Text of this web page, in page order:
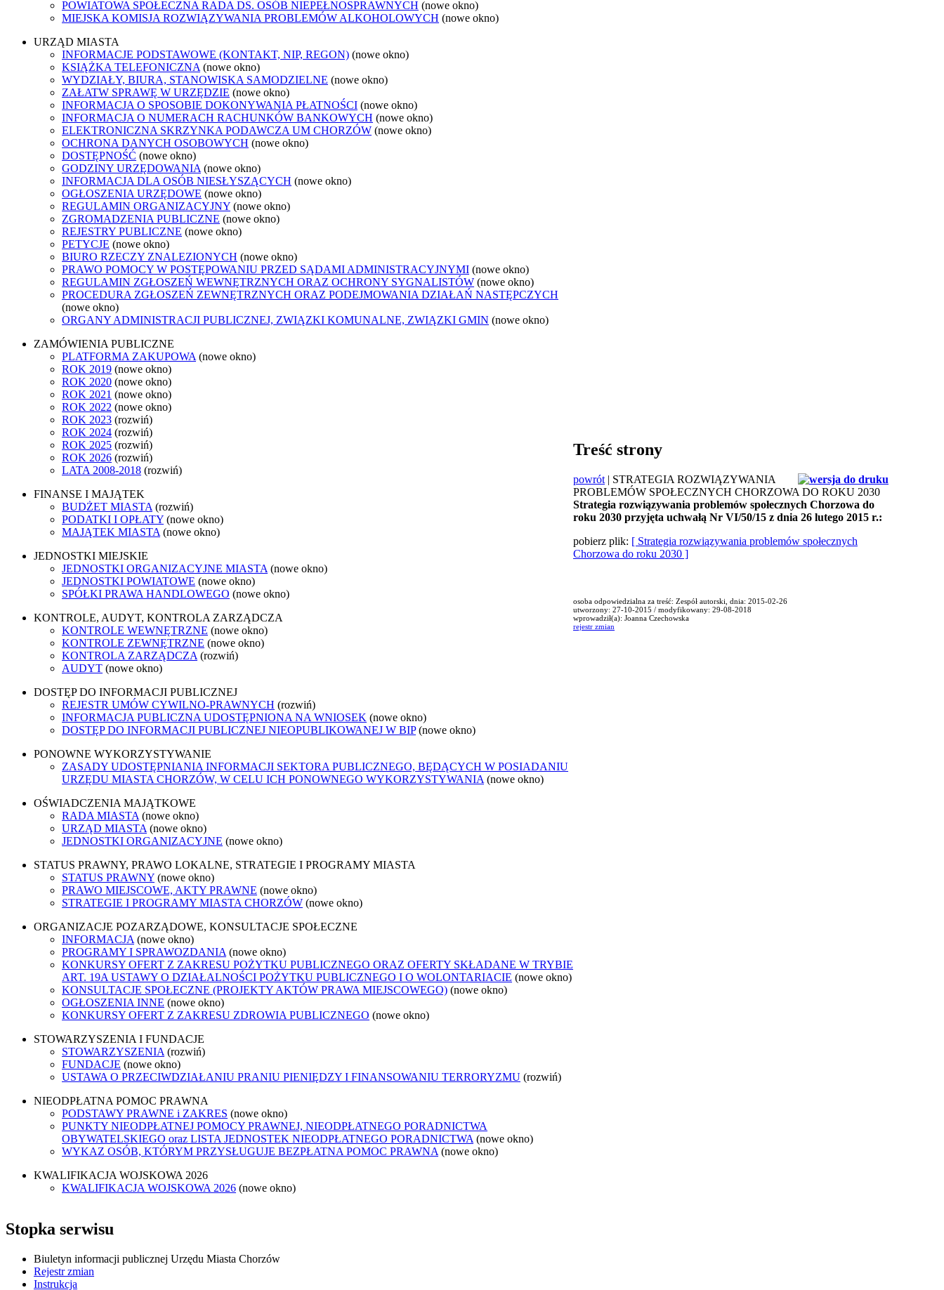
POWIATOWA SPOŁECZNA RADA DS. OSÓB NIEPEŁNOSPRAWNYCH (nowe okno)
MIEJSKA KOMISJA ROZWIĄZYWANIA PROBLEMÓW ALKOHOLOWYCH (nowe okno)
URZĄD MIASTA
INFORMACJE PODSTAWOWE (KONTAKT, NIP, REGON) (nowe okno)
KSIĄŻKA TELEFONICZNA (nowe okno)
WYDZIAŁY, BIURA, STANOWISKA SAMODZIELNE (nowe okno)
ZAŁATW SPRAWĘ W URZĘDZIE (nowe okno)
INFORMACJA O SPOSOBIE DOKONYWANIA PŁATNOŚCI (nowe okno)
INFORMACJA O NUMERACH RACHUNKÓW BANKOWYCH (nowe okno)
ELEKTRONICZNA SKRZYNKA PODAWCZA UM CHORZÓW (nowe okno)
OCHRONA DANYCH OSOBOWYCH (nowe okno)
DOSTĘPNOŚĆ (nowe okno)
GODZINY URZĘDOWANIA (nowe okno)
INFORMACJA DLA OSÓB NIESŁYSZĄCYCH (nowe okno)
OGŁOSZENIA URZĘDOWE (nowe okno)
REGULAMIN ORGANIZACYJNY (nowe okno)
ZGROMADZENIA PUBLICZNE (nowe okno)
REJESTRY PUBLICZNE (nowe okno)
PETYCJE (nowe okno)
BIURO RZECZY ZNALEZIONYCH (nowe okno)
PRAWO POMOCY W POSTĘPOWANIU PRZED SĄDAMI ADMINISTRACYJNYMI (nowe okno)
REGULAMIN ZGŁOSZEŃ WEWNĘTRZNYCH ORAZ OCHRONY SYGNALISTÓW (nowe okno)
PROCEDURA ZGŁOSZEŃ ZEWNĘTRZNYCH ORAZ PODEJMOWANIA DZIAŁAŃ NASTĘPCZYCH
(nowe okno)
ORGANY ADMINISTRACJI PUBLICZNEJ, ZWIĄZKI KOMUNALNE, ZWIĄZKI GMIN (nowe okno)
ZAMÓWIENIA PUBLICZNE
PLATFORMA ZAKUPOWA (nowe okno)
ROK 2019 (nowe okno)
ROK 2020 (nowe okno)
ROK 2021 (nowe okno)
ROK 2022 (nowe okno)
ROK 2023 (rozwiń)
ROK 2024 (rozwiń)
ROK 2025 (rozwiń)
ROK 2026 (rozwiń)
LATA 2008-2018 (rozwiń)
FINANSE I MAJĄTEK
BUDŻET MIASTA (rozwiń)
PODATKI I OPŁATY (nowe okno)
MAJĄTEK MIASTA (nowe okno)
JEDNOSTKI MIEJSKIE
JEDNOSTKI ORGANIZACYJNE MIASTA (nowe okno)
JEDNOSTKI POWIATOWE (nowe okno)
SPÓŁKI PRAWA HANDLOWEGO (nowe okno)
KONTROLE, AUDYT, KONTROLA ZARZĄDCZA
KONTROLE WEWNĘTRZNE (nowe okno)
KONTROLE ZEWNĘTRZNE (nowe okno)
KONTROLA ZARZĄDCZA (rozwiń)
AUDYT (nowe okno)
DOSTĘP DO INFORMACJI PUBLICZNEJ
REJESTR UMÓW CYWILNO-PRAWNYCH (rozwiń)
INFORMACJA PUBLICZNA UDOSTĘPNIONA NA WNIOSEK (nowe okno)
DOSTĘP DO INFORMACJI PUBLICZNEJ NIEOPUBLIKOWANEJ W BIP (nowe okno)
PONOWNE WYKORZYSTYWANIE
ZASADY UDOSTĘPNIANIA INFORMACJI SEKTORA PUBLICZNEGO, BĘDĄCYCH W POSIADANIU
URZĘDU MIASTA CHORZÓW, W CELU ICH PONOWNEGO WYKORZYSTYWANIA (nowe okno)
OŚWIADCZENIA MAJĄTKOWE
RADA MIASTA (nowe okno)
URZĄD MIASTA (nowe okno)
JEDNOSTKI ORGANIZACYJNE (nowe okno)
STATUS PRAWNY, PRAWO LOKALNE, STRATEGIE I PROGRAMY MIASTA
STATUS PRAWNY (nowe okno)
PRAWO MIEJSCOWE, AKTY PRAWNE (nowe okno)
STRATEGIE I PROGRAMY MIASTA CHORZÓW (nowe okno)
ORGANIZACJE POZARZĄDOWE, KONSULTACJE SPOŁECZNE
INFORMACJA (nowe okno)
PROGRAMY I SPRAWOZDANIA (nowe okno)
KONKURSY OFERT Z ZAKRESU POŻYTKU PUBLICZNEGO ORAZ OFERTY SKŁADANE W TRYBIE
ART. 19A USTAWY O DZIAŁALNOŚCI POŻYTKU PUBLICZNEGO I O WOLONTARIACIE (nowe okno)
KONSULTACJE SPOŁECZNE (PROJEKTY AKTÓW PRAWA MIEJSCOWEGO) (nowe okno)
OGŁOSZENIA INNE (nowe okno)
KONKURSY OFERT Z ZAKRESU ZDROWIA PUBLICZNEGO (nowe okno)
STOWARZYSZENIA I FUNDACJE
STOWARZYSZENIA (rozwiń)
FUNDACJE (nowe okno)
USTAWA O PRZECIWDZIAŁANIU PRANIU PIENIĘDZY I FINANSOWANIU TERRORYZMU (rozwiń)
NIEODPŁATNA POMOC PRAWNA
PODSTAWY PRAWNE i ZAKRES (nowe okno)
PUNKTY NIEODPŁATNEJ POMOCY PRAWNEJ, NIEODPŁATNEGO PORADNICTWA
OBYWATELSKIEGO oraz LISTA JEDNOSTEK NIEODPŁATNEGO PORADNICTWA (nowe okno)
WYKAZ OSÓB, KTÓRYM PRZYSŁUGUJE BEZPŁATNA POMOC PRAWNA (nowe okno)
KWALIFIKACJA WOJSKOWA 2026
KWALIFIKACJA WOJSKOWA 2026 (nowe okno)
Treść strony
powrót | STRATEGIA ROZWIĄZYWANIA
PROBLEMÓW SPOŁECZNYCH CHORZOWA DO ROKU 2030
Strategia rozwiązywania problemów społecznych Chorzowa do
roku 2030 przyjęta uchwałą Nr VI/50/15 z dnia 26 lutego 2015 r.:
pobierz plik: [ Strategia rozwiązywania problemów społecznych
Chorzowa do roku 2030 ]
osoba odpowiedzialna za treść: Zespół autorski, dnia: 2015-02-26
utworzony: 27-10-2015 / modyfikowany: 29-08-2018
wprowadził(a): Joanna Czechowska
rejestr zmian
Stopka serwisu
Biuletyn informacji publicznej Urzędu Miasta Chorzów
Rejestr zmian
Instrukcja